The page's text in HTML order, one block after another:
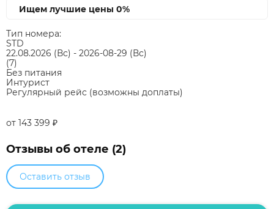
Ищем лучшие цены 0%
Тип номера:
STD
22.08.2026 (Вс) - 2026-08-29 (Вс)
(7)
Без питания
Интурист
Регулярный рейс (возможны доплаты)
от 143 399 ₽
Отзывы об отеле (2)
Оставить отзыв